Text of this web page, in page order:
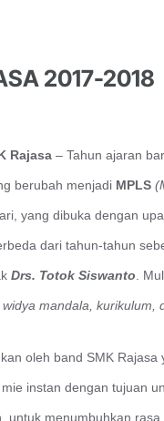
2017-2018
Rajasa – Tahun ajaran
berubah menjadi MPLS
yang dibuka dengan
dari tahun-tahun
Drs. Totok Siswanto .
widya mandala, kurikulum,
oleh band SMK
instan dengan tujuan
untuk menumbuhkan rasa